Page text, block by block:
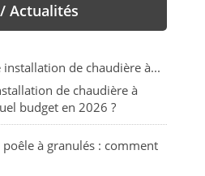
Actualités
de chaudière à
budget en 2026 ?